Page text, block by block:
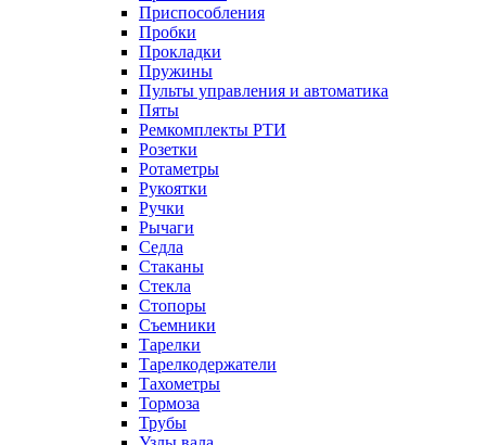
Приспособления
Пробки
Прокладки
Пружины
Пульты управления и автоматика
Пяты
Ремкомплекты РТИ
Розетки
Ротаметры
Рукоятки
Ручки
Рычаги
Седла
Стаканы
Стекла
Стопоры
Съемники
Тарелки
Тарелкодержатели
Тахометры
Тормоза
Трубы